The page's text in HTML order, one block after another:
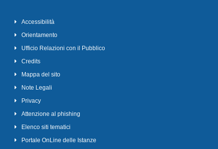
Accessibilità
Orientamento
Ufficio Relazioni con il Pubblico
Credits
Mappa del sito
Note Legali
Privacy
Attenzione al phishing
Elenco siti tematici
Portale OnLine delle Istanze